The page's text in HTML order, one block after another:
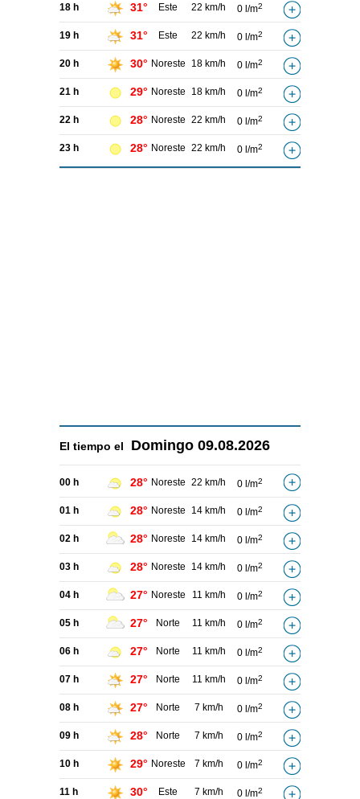
18 h 31° Este 22 km/h 0 l/m2
19 h 31° Este 22 km/h 0 l/m2
20 h 30° Noreste 18 km/h 0 l/m2
21 h 29° Noreste 18 km/h 0 l/m2
22 h 28° Noreste 22 km/h 0 l/m2
23 h 28° Noreste 22 km/h 0 l/m2
El tiempo el Domingo 09.08.2026
00 h 28° Noreste 22 km/h 0 l/m2
01 h 28° Noreste 14 km/h 0 l/m2
02 h 28° Noreste 14 km/h 0 l/m2
03 h 28° Noreste 14 km/h 0 l/m2
04 h 27° Noreste 11 km/h 0 l/m2
05 h 27° Norte 11 km/h 0 l/m2
06 h 27° Norte 11 km/h 0 l/m2
07 h 27° Norte 11 km/h 0 l/m2
08 h 27° Norte 7 km/h 0 l/m2
09 h 28° Norte 7 km/h 0 l/m2
10 h 29° Noreste 7 km/h 0 l/m2
11 h 30° Este 7 km/h 0 l/m2